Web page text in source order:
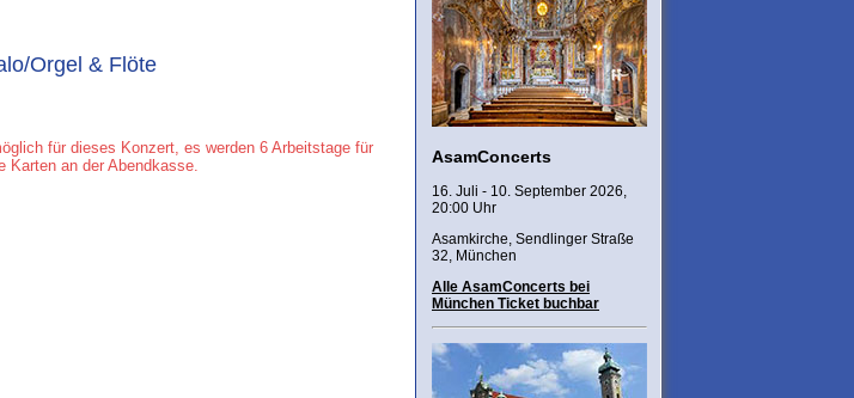
Orgel & Flöte
für dieses Konzert, es werden 6 Arbeitstage für
Karten an der Abendkasse.
AsamConcerts
16. Juli - 10. September 2026,
20:00 Uhr
Asamkirche, Sendlinger Straße
32, München
Alle AsamConcerts bei
München Ticket buchbar